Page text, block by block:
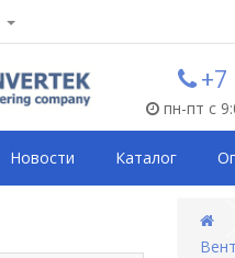
пн-пт с
Новости Каталог